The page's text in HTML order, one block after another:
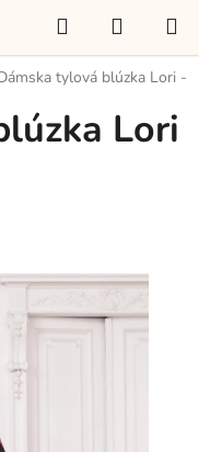
Hľadať
KOŠÍK
tylová blúzka Lori -
Lori